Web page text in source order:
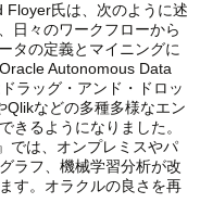
Floyer氏は、次のように述
日々のワークフローから
タの定義とマイニングに
Autonomous Data
ラッグ・アンド・ドロッ
Qlikなどの多種多様なエン
きるようになりました。
では、オンプレミスやパ
ラフ、機械学習分析が改
す。オラクルの良さを再